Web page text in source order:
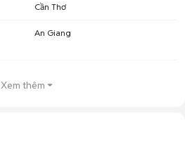
Cần Thơ
An Giang
Xem thêm